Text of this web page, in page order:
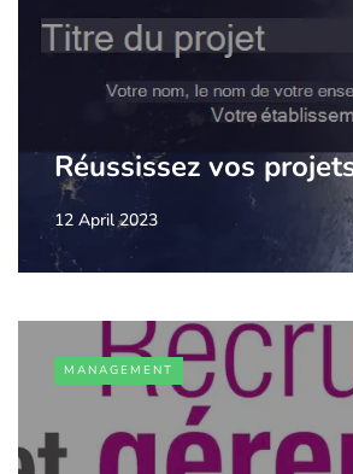
Réussissez vos
12 April 2023
MANAGEMENT